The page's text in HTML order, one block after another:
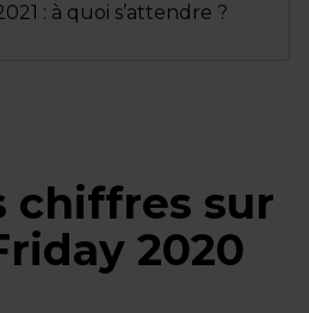
: à quoi s’attendre ?
chiffres sur
2020